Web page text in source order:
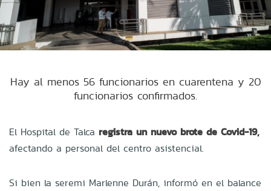
Hay al menos 56 funcionarios en cuarentena y 20
funcionarios confirmados.
El Hospital de Talca registra un nuevo brote de Covid-19,
afectando a personal del centro asistencial.
Si bien la seremi Marlenne Durán, informó en el balance